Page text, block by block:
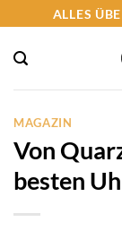
springen
ALLES
MAGAZIN
Von
besten